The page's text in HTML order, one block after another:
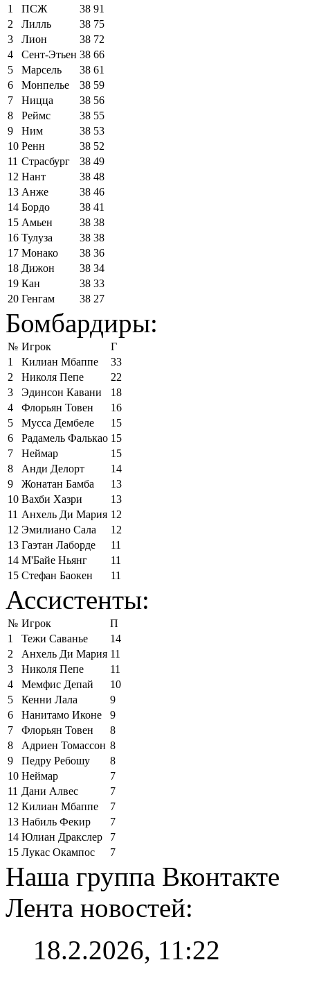
1
ПСЖ 38 91
2
Лилль 38 75
3
Лион 38 72
4
Сент-Этьен 38 66
5
Марсель 38 61
6
Монпелье 38 59
7
Ницца 38 56
8
Реймс 38 55
9
Ним 38 53
10 Ренн 38 52
11 Страсбург 38 49
12 Нант 38 48
13 Анже 38 46
14 Бордо 38 41
15 Амьен 38 38
16 Тулуза 38 38
17 Монако 38 36
18 Дижон 38 34
19 Кан 38 33
20 Генгам 38 27
Бомбардиры:
№ Игрок
Г
1
Килиан Мбаппе
33
2
Николя Пепе
22
3
Эдинсон Кавани
18
4
Флорьян Товен
16
5
Мусса Дембеле
15
6
Радамель Фалькао 15
7
Неймар
15
8
Анди Делорт
14
9
Жонатан Бамба
13
10 Вахби Хазри
13
11 Анхель Ди Мария 12
12 Эмилиано Сала
12
13 Гаэтан Лаборде
11
14 М'Байе Ньянг
11
15 Стефан Баокен 11
Ассистенты:
№ Игрок
П
1
Тежи Саванье
14
2
Анхель Ди Мария 11
3
Николя Пепе
11
4
Мемфис Депай
10
5
Кенни Лала
9
6
Нанитамо Иконе
9
7
Флорьян Товен
8
8
Адриен Томассон 8
9
Педру Ребошу
8
10 Неймар
7
11 Дани Алвес
7
12 Килиан Мбаппе
7
13 Набиль Фекир
7
14 Юлиан Дракслер
7
15 Лукас Окампос 7
Наша группа Вконтакте
Лента новостей:
18.2.2026, 11:22